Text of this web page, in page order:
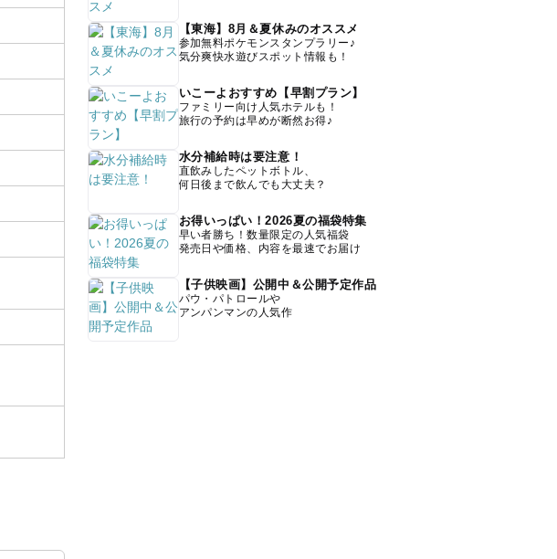
【東海】8月＆夏休みのオススメ
参加無料ポケモンスタンプラリー♪
気分爽快水遊びスポット情報も！
いこーよおすすめ【早割プラン】
ファミリー向け人気ホテルも！
旅行の予約は早めが断然お得♪
水分補給時は要注意！
直飲みしたペットボトル、
何日後まで飲んでも大丈夫？
お得いっぱい！2026夏の福袋特集
早い者勝ち！数量限定の人気福袋
発売日や価格、内容を最速でお届け
【子供映画】公開中＆公開予定作品
パウ・パトロールや
アンパンマンの人気作